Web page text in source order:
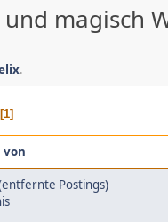
magisch
.
1
von
Postings)